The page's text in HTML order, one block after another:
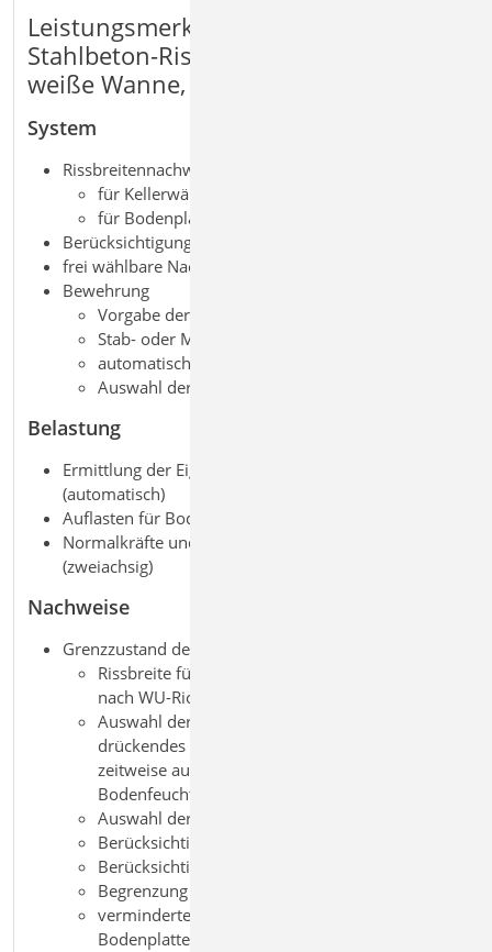
Leistungsmerkmale S590.de
Stahlbeton-Rissbreitennachweis,
weiße Wanne, Bodenplatte
System
Rissbreitennachweis nach WU-Richtlinie
für Kellerwände
für Bodenplatten
Berücksichtigung von Grundwasser
frei wählbare Nachweisstellen
Bewehrung
Vorgabe der vorhandenen Bewehrung
Stab- oder Mattenbewehrung
automatische Ermittlung der Achsabstände
Auswahl der Bewehrungsanordnung
Belastung
Ermittlung der Eigenlast für Bodenplatten
(automatisch)
Auflasten für Bodenplatten
Normalkräfte und Biegemomente je Nachweisstelle
(zweiachsig)
Nachweise
Grenzzustand der Gebrauchstauglichkeit, EC 2
Rissbreite für Bodenplatten und Kellerwände
nach WU-Richtlinie 12/2017
Auswahl der Beanspruchungsklasse 1 + 2:
drückendes und nichtdrückendes Wasser und
zeitweise aufstauendes Sickerwasser sowie
Bodenfeuchte und nichtstauendes Sickerwasser
Auswahl der Nutzungsklasse (A oder B)
Berücksichtigung von Sollrissfugen
Berücksichtigung der Reibungskraft
Begrenzung der Trennrissbreite
verminderter Zwang für Wände und
Bodenplatten